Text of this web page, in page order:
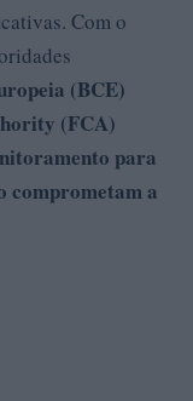
Com o
(BCE)
(FCA)
para
comprometam a